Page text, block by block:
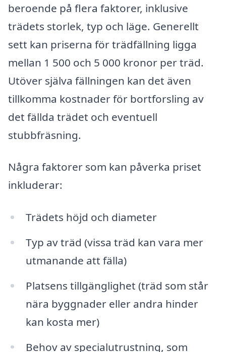
beroende på flera faktorer, inklusive
trädets storlek, typ och läge. Generellt
sett kan priserna för trädfällning ligga
mellan 1 500 och 5 000 kronor per träd.
Utöver själva fällningen kan det även
tillkomma kostnader för bortforsling av
det fällda trädet och eventuell
stubbfräsning.
Några faktorer som kan påverka priset
inkluderar:
Trädets höjd och diameter
Typ av träd (vissa träd kan vara mer
utmanande att fälla)
Platsens tillgänglighet (träd som står
nära byggnader eller andra hinder
kan kosta mer)
Behov av specialutrustning, som